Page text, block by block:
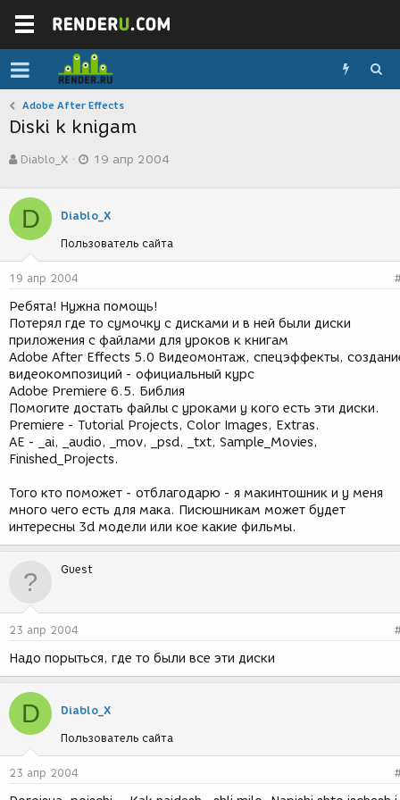
Adobe After Effects
Diski k knigam
в
о
р
т
е
м
ы
Diablo_X
а
с
з
д
и
я
19 апр 2004
D Diablo_X
Пользователь сайта
19 апр 2004
Ребята! Нужна помощь!
Потерял где то сумочку с дисками и в ней были диски
приложения с файлами для уроков к книгам
Adobe After Effects 5.0 Видеомонтаж, спецэффекты,
видеокомпозиций - официальный курс
Adobe Premiere 6.5. Библия
Помогите достать файлы с уроками у кого есть эти диски.
Premiere - Tutorial Projects, Color Images, Extras.
AE - _ai, _audio, _mov, _psd, _txt, Sample_Movies,
Finished_Projects.
Того кто поможет - отблагодарю - я макинтошник и у меня
много чего есть для мака. Писюшникам может будет
интересны 3d модели или кое какие фильмы.
Guest
23 апр 2004
Надо порыться, где то были все эти диски
D Diablo_X
Пользователь сайта
23 апр 2004